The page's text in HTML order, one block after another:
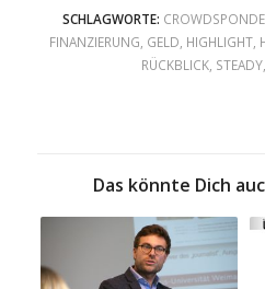
SCHLAGWORTE:
FINANZIERUNG GELD HIGHLIGHT,
RÜCKBLICK STEADY
Das könnte Dich